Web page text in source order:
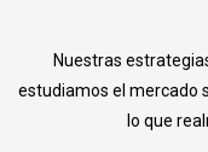
Nuestras
estudiamos el mercado
lo que